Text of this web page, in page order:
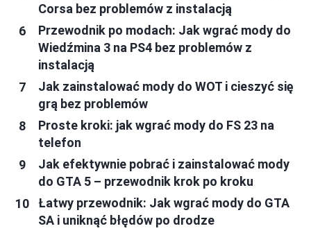
Corsa bez problemów z instalacją
Przewodnik po modach: Jak wgrać mody do
Wiedźmina 3 na PS4 bez problemów z
instalacją
Jak zainstalować mody do WOT i cieszyć się
grą bez problemów
Proste kroki: jak wgrać mody do FS 23 na
telefon
Jak efektywnie pobrać i zainstalować mody
do GTA 5 – przewodnik krok po kroku
Łatwy przewodnik: Jak wgrać mody do GTA
SA i uniknąć błędów po drodze